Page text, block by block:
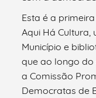
Esta é a
Aqui Há Cultura,
Município e
que ao longo
a Comissão
Democratas de